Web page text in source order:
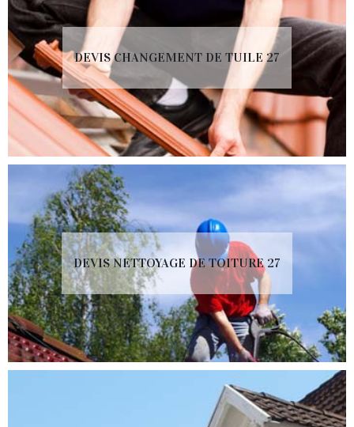
DEVIS CHANGEMENT DE TUILE 27
DEVIS NETTOYAGE DE TOITURE 27